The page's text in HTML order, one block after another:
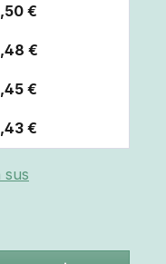
€
€
€
€
sus